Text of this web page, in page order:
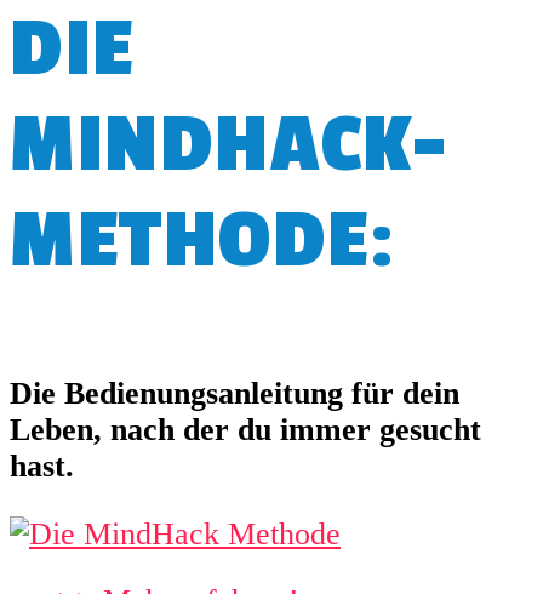
DIE
MINDHACK-
METHODE:
Die Bedienungsanleitung für dein
Leben, nach der du immer gesucht
hast.